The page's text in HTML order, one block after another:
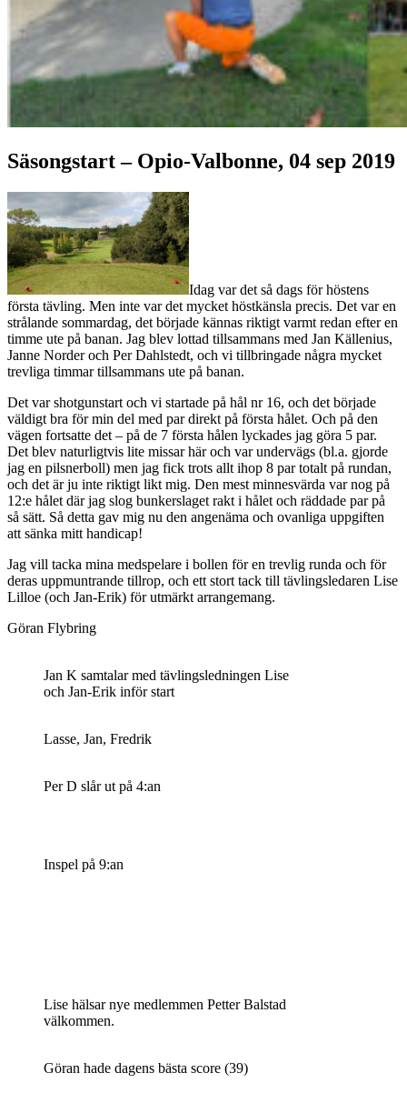
Säsongstart – Opio-Valbonne, 04 sep 2019
Idag var det så dags för höstens
första tävling. Men inte var det mycket höstkänsla precis. Det var en
strålande sommardag, det började kännas riktigt varmt redan efter en
timme ute på banan. Jag blev lottad tillsammans med Jan Källenius,
Janne Norder och Per Dahlstedt, och vi tillbringade några mycket
trevliga timmar tillsammans ute på banan.
Det var shotgunstart och vi startade på hål nr 16, och det började
väldigt bra för min del med par direkt på första hålet. Och på den
vägen fortsatte det – på de 7 första hålen lyckades jag göra 5 par.
Det blev naturligtvis lite missar här och var undervägs (bl.a. gjorde
jag en pilsnerboll) men jag fick trots allt ihop 8 par totalt på rundan,
och det är ju inte riktigt likt mig. Den mest minnesvärda var nog på
12:e hålet där jag slog bunkerslaget rakt i hålet och räddade par på
så sätt. Så detta gav mig nu den angenäma och ovanliga uppgiften
att sänka mitt handicap!
Jag vill tacka mina medspelare i bollen för en trevlig runda och för
deras uppmuntrande tillrop, och ett stort tack till tävlingsledaren Lise
Lilloe (och Jan-Erik) för utmärkt arrangemang.
Göran Flybring
Jan K samtalar med tävlingsledningen Lise
och Jan-Erik inför start
Lasse, Jan, Fredrik
Per D slår ut på 4:an
Inspel på 9:an
Lise hälsar nye medlemmen Petter Balstad
välkommen.
Göran hade dagens bästa score (39)